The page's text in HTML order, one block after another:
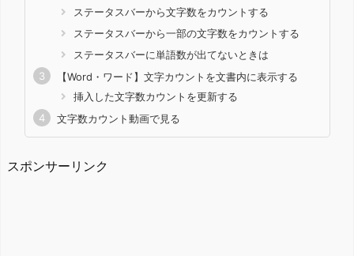
ステータスバーから文字数をカウントする
ステータスバーから一部の文字数をカウントする
ステータスバーに単語数が出てないときは
【Word・ワード】文字カウントを文書内に表示する
挿入した文字数カウントを更新する
文字数カウント動画で見る
スポンサーリンク